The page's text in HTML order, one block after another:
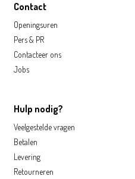
Contact
Openingsuren
Pers & PR
Contacteer ons
Jobs
Hulp nodig?
Veelgestelde vragen
Betalen
Levering
Retourneren